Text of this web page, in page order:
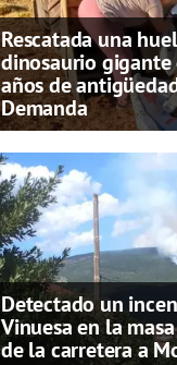
Rescatada una
dinosaurio
años de
Demanda
Detectado un
Vinuesa en la
de la carretera a